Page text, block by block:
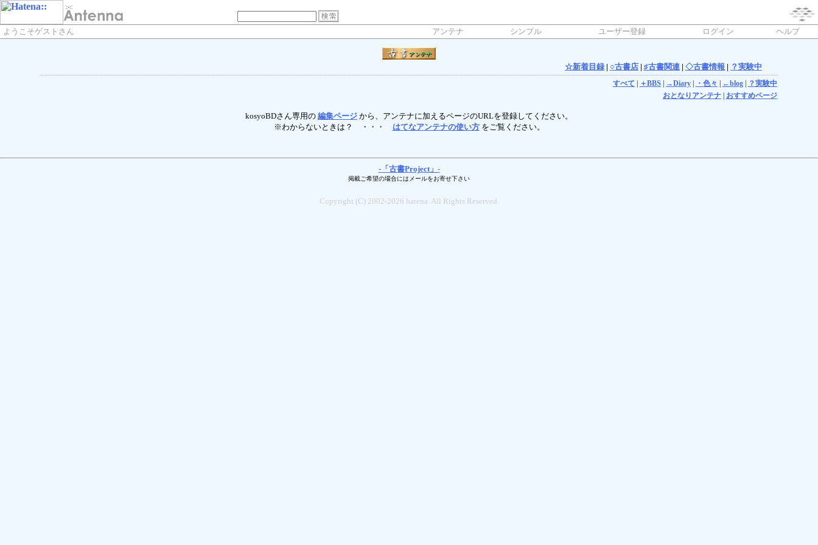
ようこそゲストさん アンテナ シンプル ユーザー登録 ログイン ヘルプ
☆新着目録| ○古書店| ♯古書関連| ◇古書情報 | ？実験中
すべて ＋BBS →Diary| ・色々 ←blog|
？実験中
おとなりアンテナ| おすすめページ
kosyoBDさん専用の 編集ページ から、アンテナに加えるページのURLを登録してください。
※わからないときは？ ・・・ はてなアンテナの使い方をご覧ください。
-「古書Project」-
掲載ご希望の場合にはメールをお寄せ下さい
Copyright (C) 2002-2026 hatena. All Rights Reserved.